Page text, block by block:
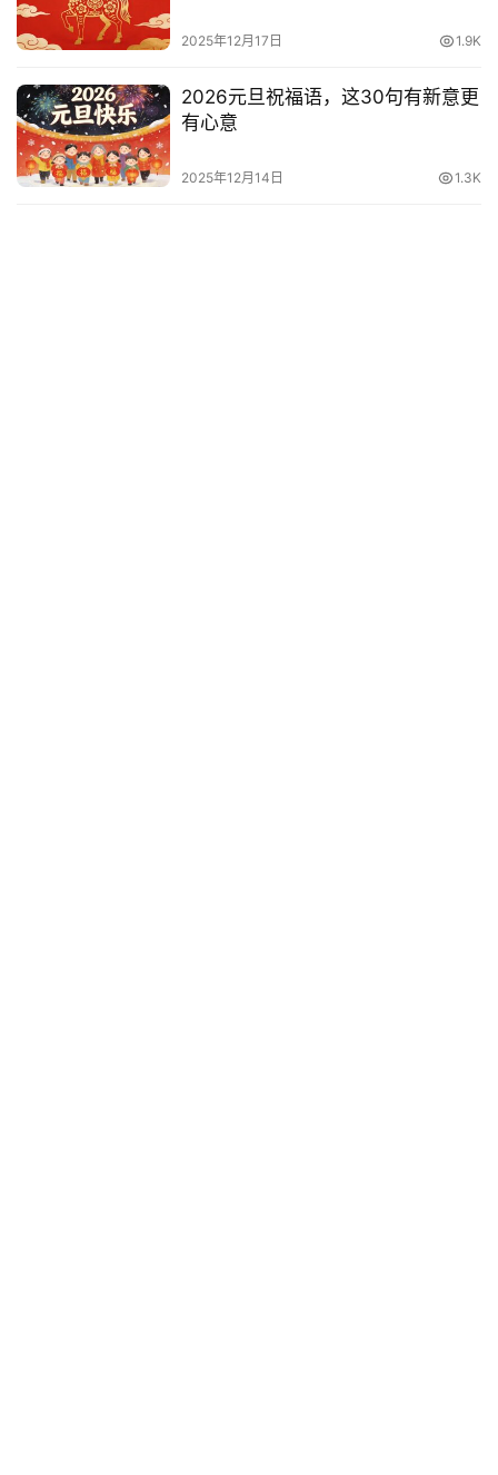
2025年12月17日 1.9K
2026元旦祝福语，这30句有新意更
有心意
2025年12月14日 1.3K